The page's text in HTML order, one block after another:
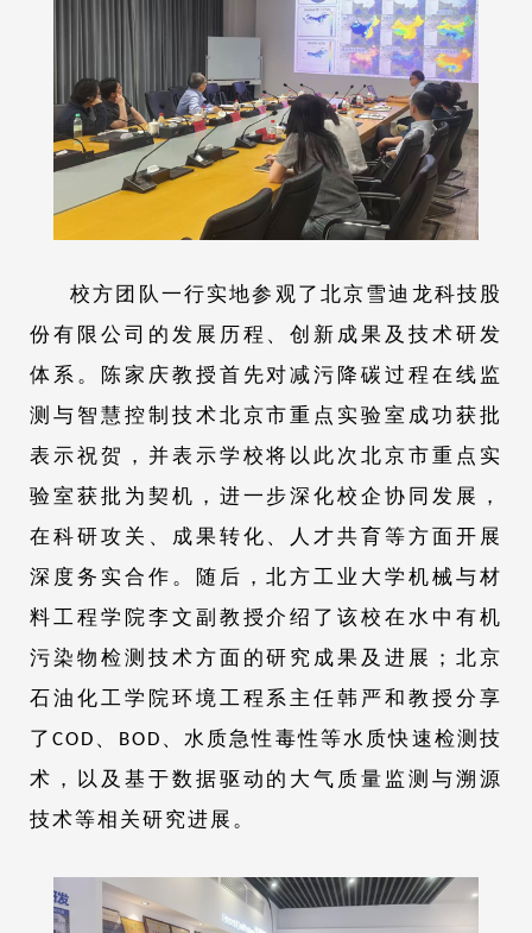
校方团队一行实地参观了北京雪迪龙科技股
份有限公司的发展历程、创新成果及技术研发
体系。陈家庆教授首先对减污降碳过程在线监
测与智慧控制技术北京市重点实验室成功获批
表示祝贺，并表示学校将以此次北京市重点实
验室获批为契机，进一步深化校企协同发展，
在科研攻关、成果转化、人才共育等方面开展
深度务实合作。随后，北方工业大学机械与材
料工程学院李文副教授介绍了该校在水中有机
污染物检测技术方面的研究成果及进展；北京
石油化工学院环境工程系主任韩严和教授分享
了COD、BOD、水质急性毒性等水质快速检测技
术，以及基于数据驱动的大气质量监测与溯源
技术等相关研究进展。